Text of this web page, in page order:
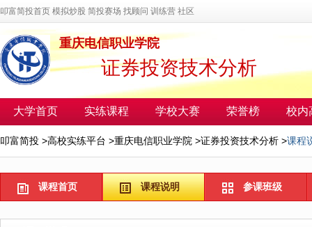
叩富简投首页 模拟炒股 简投赛场 找顾问 训练营 社区
重庆电信职业学院
证券投资技术分析
大学首页 实练课程 学校大赛 荣誉榜 校内
叩富简投 >高校实练平台 >重庆电信职业学院 >证券投资技术分析 >课程
课程首页 课程说明 参课班级